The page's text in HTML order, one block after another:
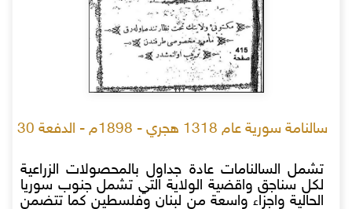
سالنامة سورية عام 1318 هجري - 1898م - الدفعة 30
تشمل السالنامات عادة جداول بالمحصولات الزراعية
لكل سناجق واقضية الولاية التي تشمل جنوب سوريا
الحالية واجزاء واسعة من لبنان وفلسطين كما تتضمن